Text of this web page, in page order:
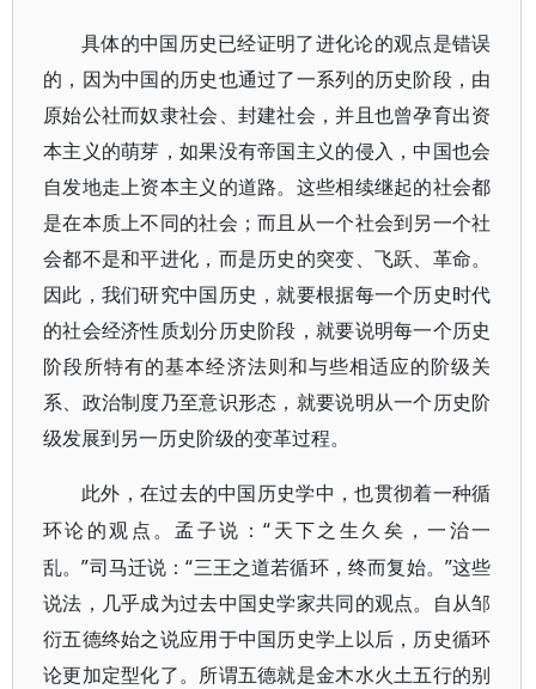
具体的中国历史已经证明了进化论的观点是错误
的，因为中国的历史也通过了一系列的历史阶段，由
原始公社而奴隶社会、封建社会，并且也曾孕育出资
本主义的萌芽，如果没有帝国主义的侵入，中国也会
自发地走上资本主义的道路。这些相续继起的社会都
是在本质上不同的社会；而且从一个社会到另一个社
会都不是和平进化，而是历史的突变、飞跃、革命。
因此，我们研究中国历史，就要根据每一个历史时代
的社会经济性质划分历史阶段，就要说明每一个历史
阶段所特有的基本经济法则和与些相适应的阶级关
系、政治制度乃至意识形态，就要说明从一个历史阶
级发展到另一历史阶级的变革过程。
此外，在过去的中国历史学中，也贯彻着一种循
环论的观点。孟子说：“天下之生久矣，一治一
乱。”司马迁说：“三王之道若循环，终而复始。”这些
说法，几乎成为过去中国史学家共同的观点。自从邹
衍五德终始之说应用于中国历史学上以后，历史循环
论更加定型化了。所谓五德就是金木水火土五行的别